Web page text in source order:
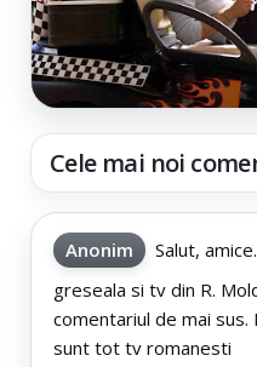
Cele mai noi
Anonim
Salut,
greseala si tv din R.
comentariul de mai
sunt tot tv romanesti